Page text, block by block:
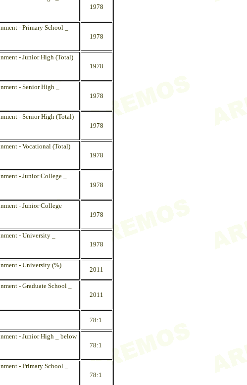
1978
- Primary School _
1978
- Junior High (Total)
1978
- Senior High _
1978
- Senior High (Total)
1978
- Vocational (Total)
1978
- Junior College _
1978
- Junior College
1978
- University _
1978
- University (%)
2011
- Graduate School _
2011
78:1
- Junior High _ below
78:1
- Primary School _
78:1